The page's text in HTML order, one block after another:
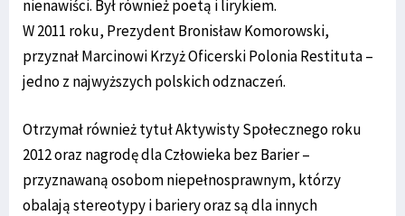
nienawiści. Był również poetą i lirykiem.
W 2011 roku, Prezydent Bronisław Komorowski,
przyznał Marcinowi Krzyż Oficerski Polonia Restituta –
jedno z najwyższych polskich odznaczeń.
Otrzymał również tytuł Aktywisty Społecznego roku
2012 oraz nagrodę dla Człowieka bez Barier –
przyznawaną osobom niepełnosprawnym, którzy
obalają stereotypy i bariery oraz są dla innych